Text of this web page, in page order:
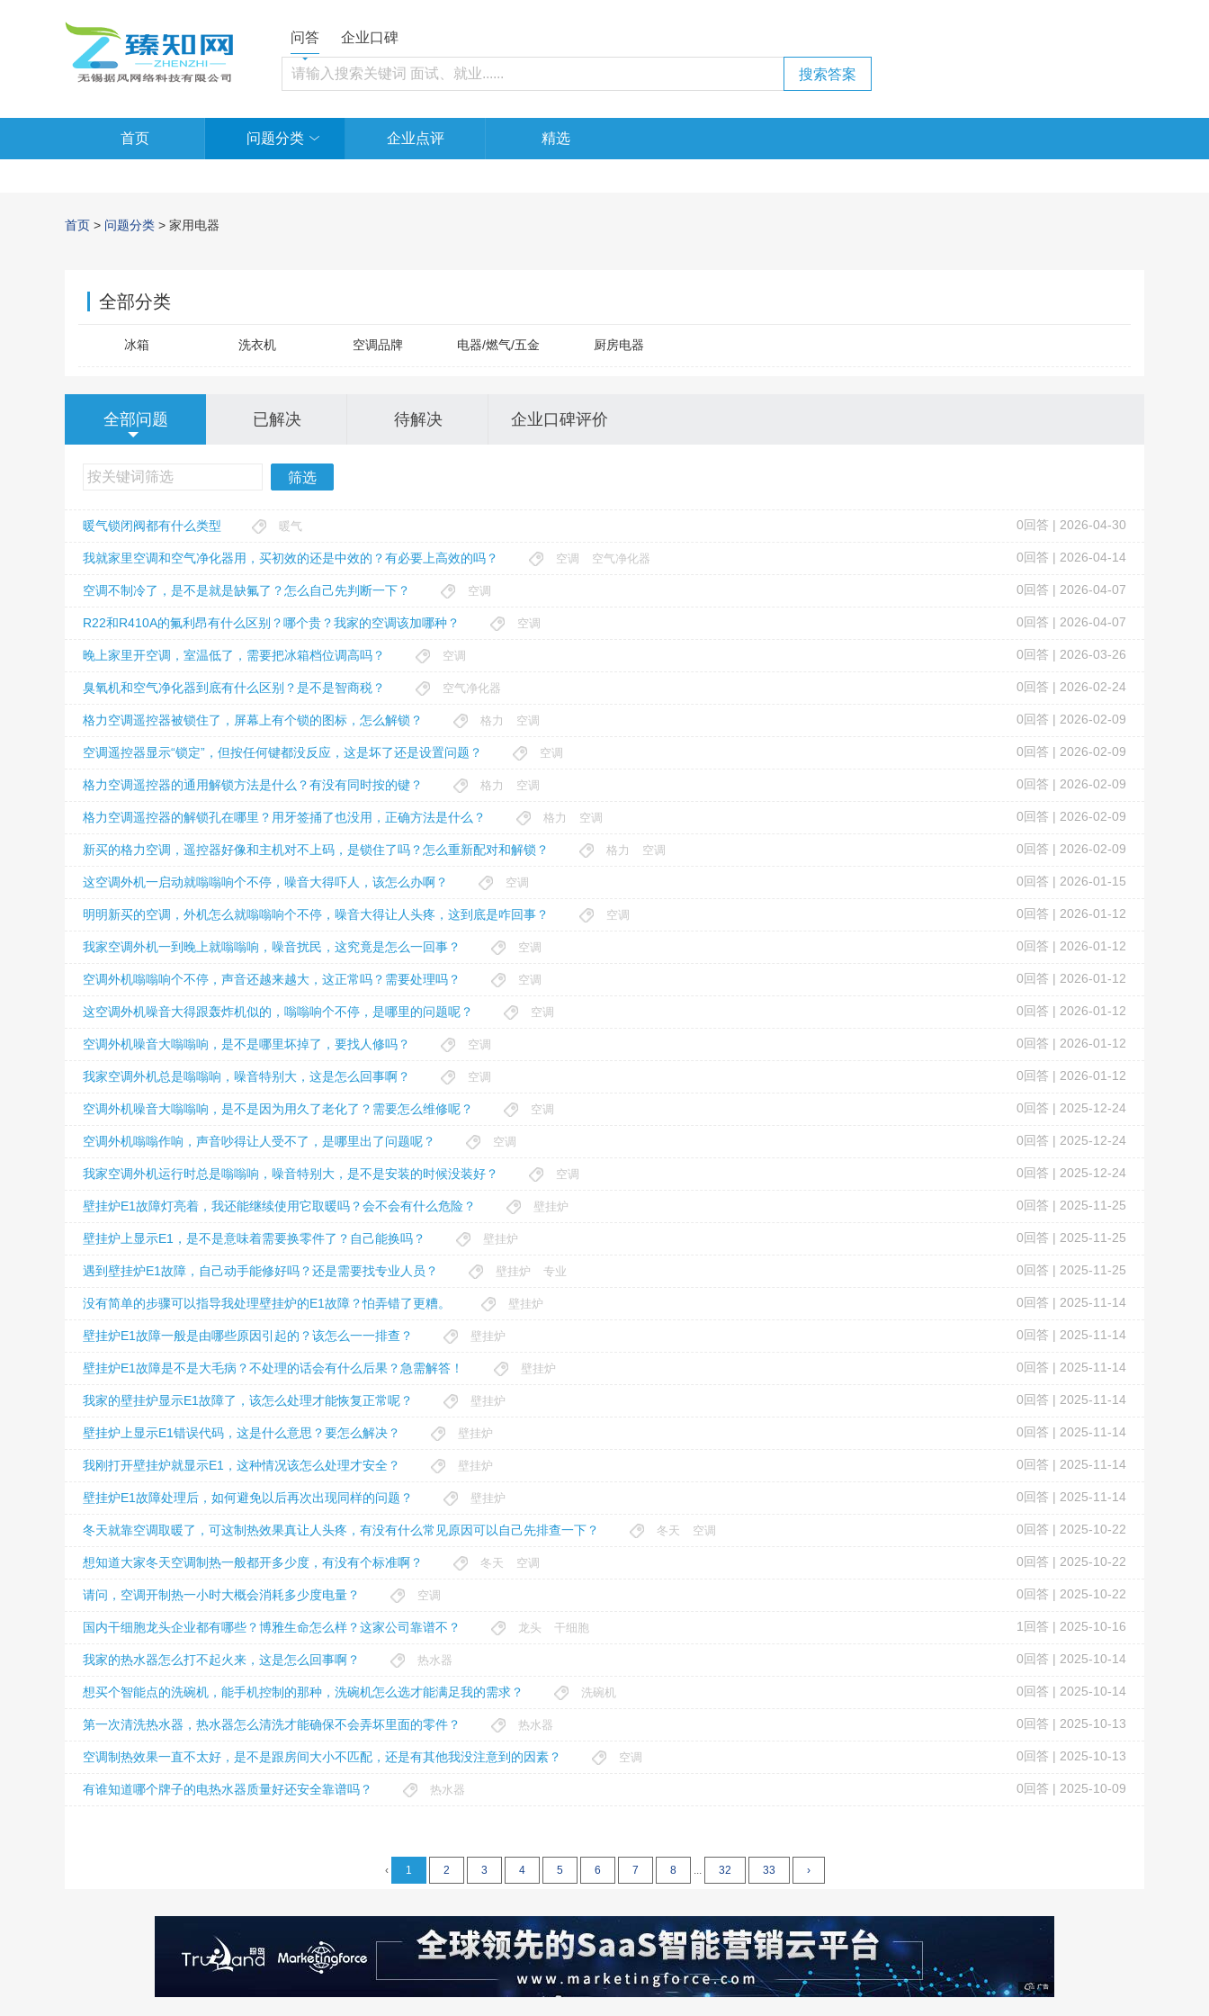
问答 企业口碑
首页 问题分类 企业点评 精选
首页 > 问题分类 > 家用电器
全部分类
冰箱 洗衣机 空调品牌 电器/燃气/五金 厨房电器
全部问题 已解决 待解决 企业口碑评价
筛选
暖气锁闭阀都有什么类型 暖气 0回答 | 2026-04-30
我就家里空调和空气净化器用，买初效的还是中效的？有必要上高效的吗？ 空调 空气净化器 0回答 | 2026-04-14
空调不制冷了，是不是就是缺氟了？怎么自己先判断一下？ 空调 0回答 | 2026-04-07
R22和R410A的氟利昂有什么区别？哪个贵？我家的空调该加哪种？ 空调 0回答 | 2026-04-07
晚上家里开空调，室温低了，需要把冰箱档位调高吗？ 空调 0回答 | 2026-03-26
臭氧机和空气净化器到底有什么区别？是不是智商税？ 空气净化器 0回答 | 2026-02-24
格力空调遥控器被锁住了，屏幕上有个锁的图标，怎么解锁？ 格力 空调 0回答 | 2026-02-09
空调遥控器显示“锁定”，但按任何键都没反应，这是坏了还是设置问题？ 空调 0回答 | 2026-02-09
格力空调遥控器的通用解锁方法是什么？有没有同时按的键？ 格力 空调 0回答 | 2026-02-09
格力空调遥控器的解锁孔在哪里？用牙签捅了也没用，正确方法是什么？ 格力 空调 0回答 | 2026-02-09
新买的格力空调，遥控器好像和主机对不上码，是锁住了吗？怎么重新配对和解锁？ 格力 空调 0回答 | 2026-02-09
这空调外机一启动就嗡嗡响个不停，噪音大得吓人，该怎么办啊？ 空调 0回答 | 2026-01-15
明明新买的空调，外机怎么就嗡嗡响个不停，噪音大得让人头疼，这到底是咋回事？ 空调 0回答 | 2026-01-12
我家空调外机一到晚上就嗡嗡响，噪音扰民，这究竟是怎么一回事？ 空调 0回答 | 2026-01-12
空调外机嗡嗡响个不停，声音还越来越大，这正常吗？需要处理吗？ 空调 0回答 | 2026-01-12
这空调外机噪音大得跟轰炸机似的，嗡嗡响个不停，是哪里的问题呢？ 空调 0回答 | 2026-01-12
空调外机噪音大嗡嗡响，是不是哪里坏掉了，要找人修吗？ 空调 0回答 | 2026-01-12
我家空调外机总是嗡嗡响，噪音特别大，这是怎么回事啊？ 空调 0回答 | 2026-01-12
空调外机噪音大嗡嗡响，是不是因为用久了老化了？需要怎么维修呢？ 空调 0回答 | 2025-12-24
空调外机嗡嗡作响，声音吵得让人受不了，是哪里出了问题呢？ 空调 0回答 | 2025-12-24
我家空调外机运行时总是嗡嗡响，噪音特别大，是不是安装的时候没装好？ 空调 0回答 | 2025-12-24
壁挂炉E1故障灯亮着，我还能继续使用它取暖吗？会不会有什么危险？ 壁挂炉 0回答 | 2025-11-25
壁挂炉上显示E1，是不是意味着需要换零件了？自己能换吗？ 壁挂炉 0回答 | 2025-11-25
遇到壁挂炉E1故障，自己动手能修好吗？还是需要找专业人员？ 壁挂炉 专业 0回答 | 2025-11-25
没有简单的步骤可以指导我处理壁挂炉的E1故障？怕弄错了更糟。 壁挂炉 0回答 | 2025-11-14
壁挂炉E1故障一般是由哪些原因引起的？该怎么一一排查？ 壁挂炉 0回答 | 2025-11-14
壁挂炉E1故障是不是大毛病？不处理的话会有什么后果？急需解答！ 壁挂炉 0回答 | 2025-11-14
我家的壁挂炉显示E1故障了，该怎么处理才能恢复正常呢？ 壁挂炉 0回答 | 2025-11-14
壁挂炉上显示E1错误代码，这是什么意思？要怎么解决？ 壁挂炉 0回答 | 2025-11-14
我刚打开壁挂炉就显示E1，这种情况该怎么处理才安全？ 壁挂炉 0回答 | 2025-11-14
壁挂炉E1故障处理后，如何避免以后再次出现同样的问题？ 壁挂炉 0回答 | 2025-11-14
冬天就靠空调取暖了，可这制热效果真让人头疼，有没有什么常见原因可以自己先排查一下？ 冬天 空调 0回答 | 2025-10-22
想知道大家冬天空调制热一般都开多少度，有没有个标准啊？ 冬天 空调 0回答 | 2025-10-22
请问，空调开制热一小时大概会消耗多少度电量？ 空调 0回答 | 2025-10-22
国内干细胞龙头企业都有哪些？博雅生命怎么样？这家公司靠谱不？ 龙头 干细胞 1 回答 | 2025-10-16
我家的热水器怎么打不起火来，这是怎么回事啊？ 热水器 0回答 | 2025-10-14
想买个智能点的洗碗机，能手机控制的那种，洗碗机怎么选才能满足我的需求？ 洗碗机 0回答 | 2025-10-14
第一次清洗热水器，热水器怎么清洗才能确保不会弄坏里面的零件？ 热水器 0回答 | 2025-10-13
空调制热效果一直不太好，是不是跟房间大小不匹配，还是有其他我没注意到的因素？ 空调 0回答 | 2025-10-13
有谁知道哪个牌子的电热水器质量好还安全靠谱吗？ 热水器 0回答 | 2025-10-09
‹ 1 2 3 4 5 6 7 8 ... 32 33 ›